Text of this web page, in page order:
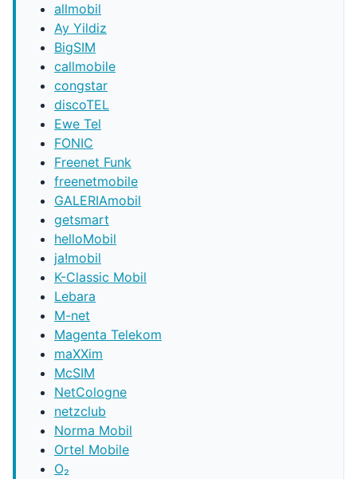
allmobil
Ay Yildiz
BigSIM
callmobile
congstar
discoTEL
Ewe Tel
FONIC
Freenet Funk
freenetmobile
GALERIAmobil
getsmart
helloMobil
ja!mobil
K-Classic Mobil
Lebara
M-net
Magenta Telekom
maXXim
McSIM
NetCologne
netzclub
Norma Mobil
Ortel Mobile
O₂